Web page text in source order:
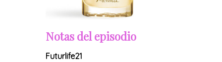
Notas del episodio
Futurlife21